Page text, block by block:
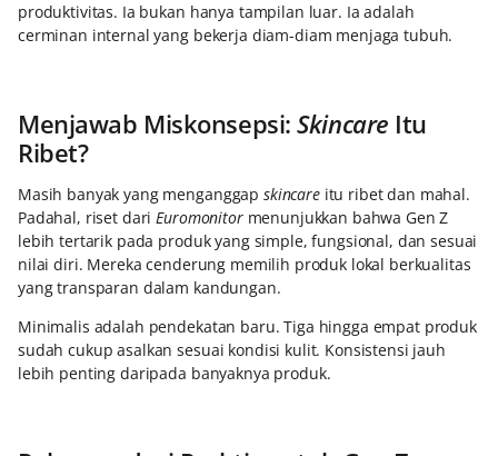
produktivitas. Ia bukan hanya tampilan luar. Ia adalah
cerminan internal yang bekerja diam-diam menjaga tubuh.
Menjawab Miskonsepsi:Skincare Itu
Ribet?
Masih banyak yang menganggap skincareitu ribet dan mahal.
Padahal, riset dariEuromonitormenunjukkan bahwa Gen Z
lebih tertarik pada produk yang simple, fungsional, dan sesuai
nilai diri. Mereka cenderung memilih produk lokal berkualitas
yang transparan dalam kandungan.
Minimalis adalah pendekatan baru. Tiga hingga empat produk
sudah cukup asalkan sesuai kondisi kulit. Konsistensi jauh
lebih penting daripada banyaknya produk.